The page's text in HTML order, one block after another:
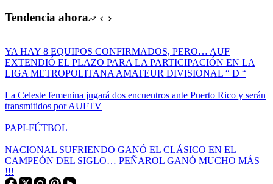
Tendencia ahora
YA HAY 8 EQUIPOS CONFIRMADOS, PERO… AUF
EXTENDIÓ EL PLAZO PARA LA PARTICIPACIÓN EN LA
LIGA METROPOLITANA AMATEUR DIVISIONAL “ D “
La Celeste femenina jugará dos encuentros ante Puerto Rico y serán
transmitidos por AUFTV
PAPI-FÚTBOL
NACIONAL SUFRIENDO GANÓ EL CLÁSICO EN EL
CAMPEÓN DEL SIGLO… PEÑAROL GANÓ MUCHO MÁS
!!!